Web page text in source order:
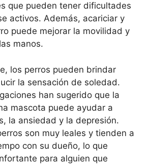
que pueden tener dificultades
activos. Además, acariciar y
puede mejorar la movilidad y
manos.
los perros pueden brindar
la sensación de soledad.
han sugerido que la
mascota puede ayudar a
la ansiedad y la depresión.
son muy leales y tienden a
con su dueño, lo que
para alguien que